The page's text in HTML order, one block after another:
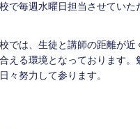
で毎週水曜日担当させてい
では、生徒と講師の距離が
える環境となっております
々努力して参ります。